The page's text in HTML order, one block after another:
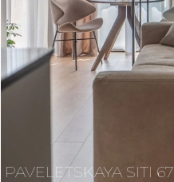
PAVELETSKAYA SITI 67